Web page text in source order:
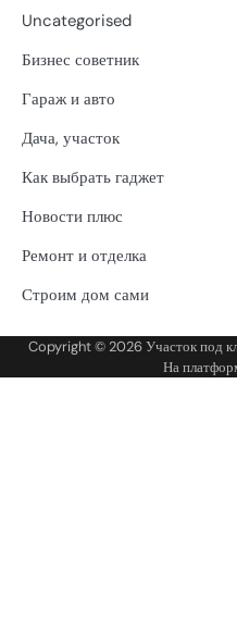
Uncategorised
Бизнес советник
Гараж и авто
Дача, участок
Как выбрать гаджет
Новости плюс
Ремонт и отделка
Строим дом сами
Copyright © 2026Участок под
На